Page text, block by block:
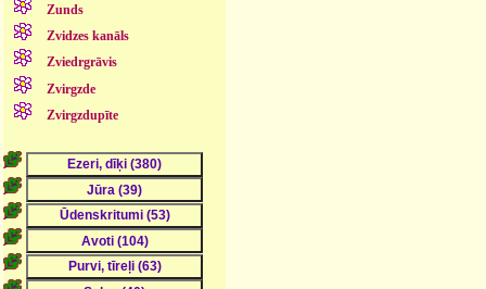
Zunds
Zvidzes kanāls
Zviedrgrāvis
Zvirgzde
Zvirgzdupīte